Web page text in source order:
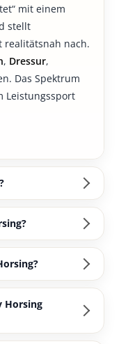
mit einem
stellt
realitätsnah nach.
, Dressur,
Das Spektrum
Leistungssport
Horsing